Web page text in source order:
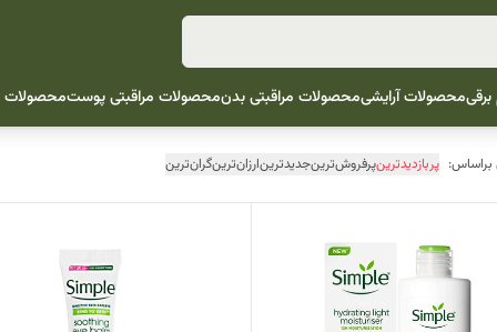
برقیمحصولات آرایشیمحصولات مراقبتی بدنمحصولات مراقبتی پوستمحصولات
پربازدیدترینپرفروش‌ترینجدیدترینارزان‌ترینگران‌ترین